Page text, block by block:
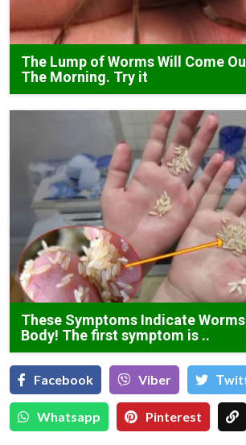
The Lump of Worms Will Come
The Morning. Try it
These Symptoms Indicate
Body! The first symptom is ..
Facebook Viber
Whatsapp Pinterest